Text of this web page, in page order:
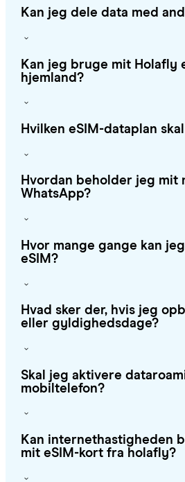
Kan jeg dele data med
Kan jeg bruge mit Holafly
hjemland?
Hvilken eSIM-dataplan
Hvordan beholder jeg mit
WhatsApp?
Hvor mange gange kan
eSIM?
Hvad sker der, hvis jeg
eller gyldighedsdage?
Skal jeg aktivere
mobiltelefon?
Kan internethastigheden
mit eSIM-kort fra holafly?